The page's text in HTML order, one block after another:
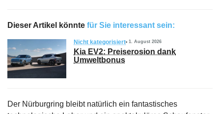
Dieser Artikel könnte für Sie interessant sein:
Nicht kategorisiert 1. August 2026
Kia EV2: Preiserosion dank
Umweltbonus
Der Nürburgring bleibt natürlich ein fantastisches